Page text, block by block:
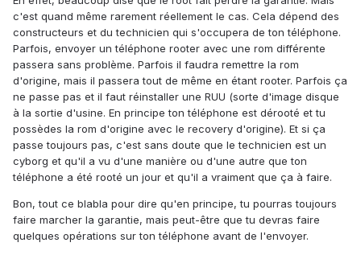
c'est quand même rarement réellement le cas. Cela dépend des
constructeurs et du technicien qui s'occupera de ton téléphone.
Parfois, envoyer un téléphone rooter avec une rom différente
passera sans problème. Parfois il faudra remettre la rom
d'origine, mais il passera tout de même en étant rooter. Parfois ça
ne passe pas et il faut réinstaller une RUU (sorte d'image disque
à la sortie d'usine. En principe ton téléphone est dérooté et tu
possèdes la rom d'origine avec le recovery d'origine). Et si ça
passe toujours pas, c'est sans doute que le technicien est un
cyborg et qu'il a vu d'une manière ou d'une autre que ton
téléphone a été rooté un jour et qu'il a vraiment que ça à faire.
Bon, tout ce blabla pour dire qu'en principe, tu pourras toujours
faire marcher la garantie, mais peut-être que tu devras faire
quelques opérations sur ton téléphone avant de l'envoyer.